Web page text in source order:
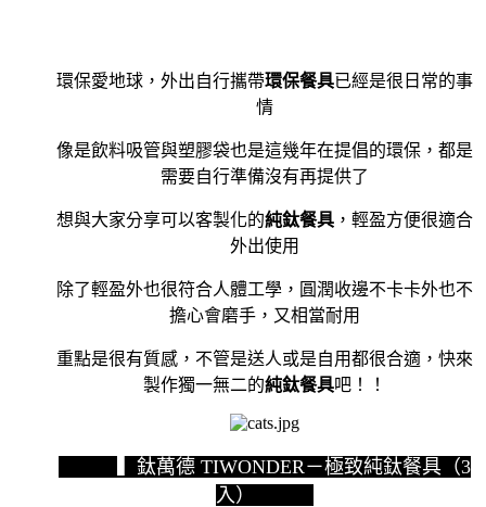
環保愛地球，外出自行攜帶環保餐具已經是很日常的事
情
像是飲料吸管與塑膠袋也是這幾年在提倡的環保，都是
需要自行準備沒有再提供了
想與大家分享可以客製化的純鈦餐具 ，輕盈方便很適合
外出使用
除了輕盈外也很符合人體工學，圓潤收邊不卡卡外也不
擔心會磨手，又相當耐用
重點是很有質感，不管是送人或是自用都很合適，快來
製作獨一無二的純鈦餐具吧！！
▍鈦萬德 TIWONDER－極致純鈦餐具（3
入）